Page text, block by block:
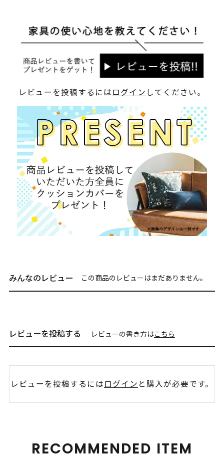
レビューを投稿するにはログイン してください。
みんなのレビュー この商品のレビューはまだありません。
レビューを投稿する レビューの書き方はこちら
レビューを投稿するにはログイン と購入が必要です。
RECOMMENDED ITEM